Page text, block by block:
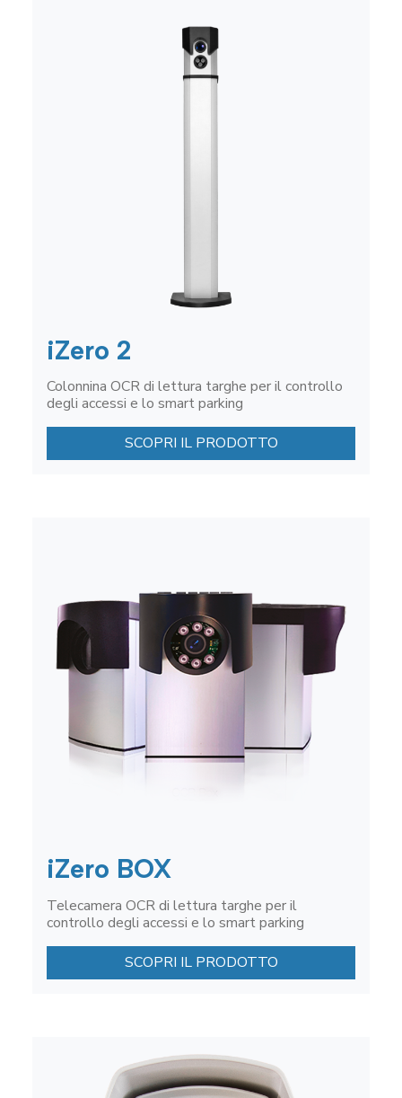
iZero 2
Colonnina OCR di lettura targhe per il controllo
degli accessi e lo smart parking
SCOPRI IL PRODOTTO
iZero BOX
Telecamera OCR di lettura targhe per il
controllo degli accessi e lo smart parking
SCOPRI IL PRODOTTO